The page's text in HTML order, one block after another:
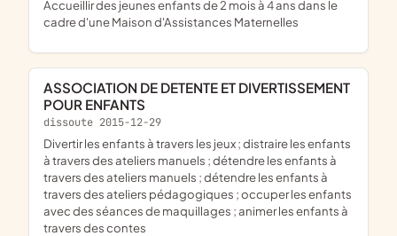
accueillir des jeunes enfants de 2 mois à 4 ans dans le
cadre d'une Maison d'Assistances Maternelles
ASSOCIATION DE DETENTE ET DIVERTISSEMENT
POUR ENFANTS
dissoute 2015-12-29
divertir les enfants à travers les jeux ; distraire les enfants
à travers des ateliers manuels ; détendre les enfants à
travers des ateliers manuels ; détendre les enfants à
travers des ateliers pédagogiques ; occuper les enfants
avec des séances de maquillages ; animer les enfants à
travers des contes